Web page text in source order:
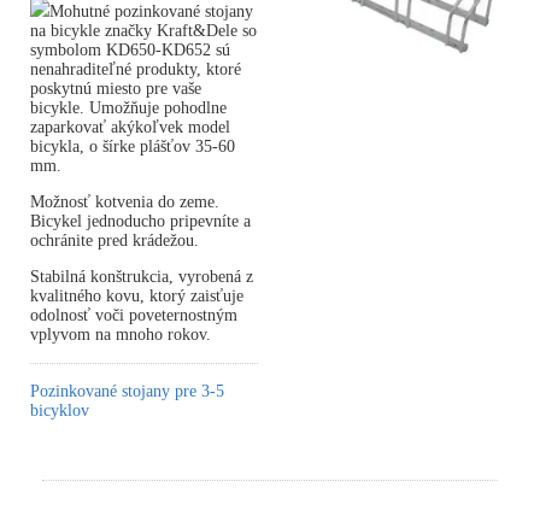
Mohutné pozinkované stojany
na bicykle značky Kraft&Dele so
symbolom KD650-KD652 sú
nenahraditeľné produkty, ktoré
poskytnú miesto pre vaše
bicykle. Umožňuje pohodlne
zaparkovať akýkoľvek model
bicykla, o šírke plášťov 35-60
mm.
Možnosť kotvenia do zeme.
Bicykel jednoducho pripevníte a
ochránite pred krádežou.
Stabilná konštrukcia, vyrobená z
kvalitného kovu, ktorý zaisťuje
odolnosť voči poveternostným
vplyvom na mnoho rokov.
Pozinkované stojany pre 3-5
bicyklov